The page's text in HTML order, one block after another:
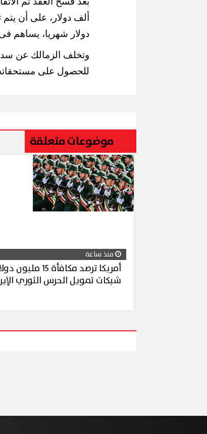
دولار شهريا، يساهم
وتخلف الزمالك عن
للحصول على
موضوعات متعلقة
منذ ساعة
أمريكا ترصد مكافأة
شبكات تمويل الحرس الثوري
إقبال كبير ينعش سياحة اليوم الواحد
(صور)